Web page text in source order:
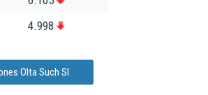
4.998
Olta Such Sl